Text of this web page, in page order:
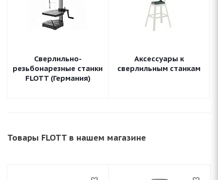
Сверлильно-
резьбонарезные станки
FLOTT (Германия)
Аксессуары к
сверлильным станкам
Товары FLOTT в нашем магазине